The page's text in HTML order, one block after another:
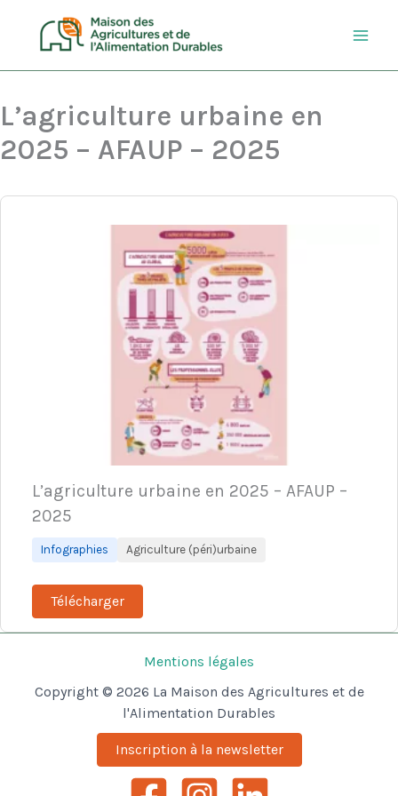
contenu
L’agriculture urbaine en
2025 – AFAUP – 2025
L’agriculture urbaine en 2025 – AFAUP –
2025
Infographies Agriculture (péri)urbaine
Télécharger
Mentions légales
Copyright © 2026 La Maison des Agricultures et de
l'Alimentation Durables
Inscription à la newsletter